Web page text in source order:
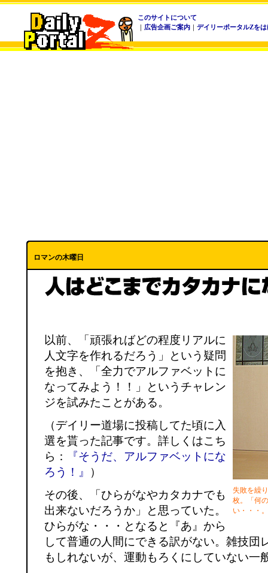
このサイトについて
｜ 広告企画ご案内 ｜ デイリーポータルZを
ロマンの木曜日
失敗を繰
枚。「何
い・・・。
以前、「頑張ればどの程度リアルに
人文字を作れるだろう」という疑問
を抱き、「全力でアルファベットに
なってみよう！！」というチャレン
ジを試みたことがある。
（デイリー道場に投稿してた頃に入
選を貰った記事です。詳しくはこち
ら：
『そうだ、アルファベットにな
ろう！』
）
その後、「ひらがなやカタカナでも
出来ないだろうか」と思っていた。
ひらがな・・・となると『あ』から
して普通の人間にできる訳がない。雑技団
もしれないが、運動もろくにしていない一